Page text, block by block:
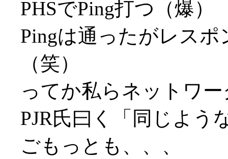
PHSでPing打つ（爆）
Pingは通ったがレス
（笑）
ってか私らネットワ
PJR氏曰く「同じよう
ごもっとも、、、